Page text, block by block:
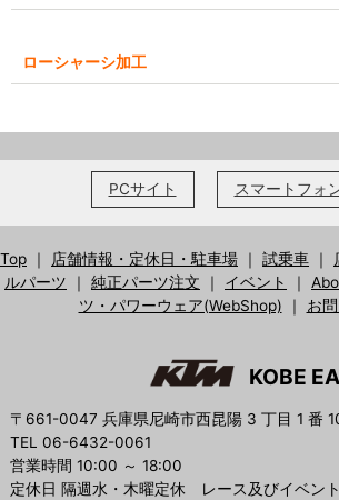
ローシャーシ加工
PCサイト スマートフォ
Top ｜ 店舗情報・定休日・駐車場 ｜ 試乗車 ｜
ルパーツ ｜ 純正パーツ注文 ｜ イベント ｜
ツ・パワーウェア(WebShop) ｜ お
KOBE
〒661-0047 兵庫県尼崎市西昆陽 3 丁目 1 番
TEL 06-6432-0061
営業時間 10:00 ～ 18:00
定休日 隔週水・木曜定休 レース及びイベン